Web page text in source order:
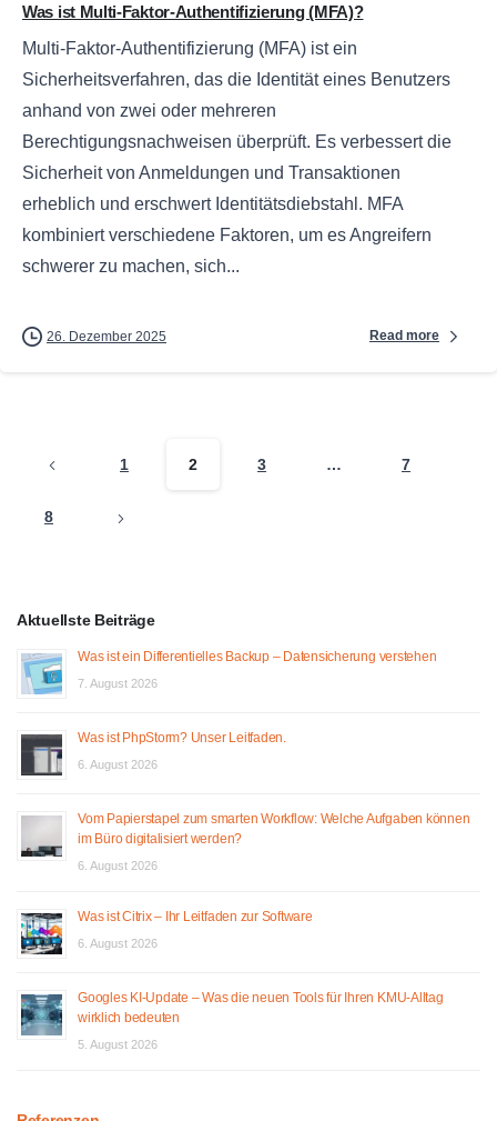
Was ist Multi-Faktor-Authentifizierung (MFA)?
Multi-Faktor-Authentifizierung (MFA) ist ein
Sicherheitsverfahren, das die Identität eines Benutzers
anhand von zwei oder mehreren
Berechtigungsnachweisen überprüft. Es verbessert die
Sicherheit von Anmeldungen und Transaktionen
erheblich und erschwert Identitätsdiebstahl. MFA
kombiniert verschiedene Faktoren, um es Angreifern
schwerer zu machen, sich...
26. Dezember 2025 Read more
1 2 3 … 7
8
Aktuellste Beiträge
Was ist ein Differentielles Backup – Datensicherung verstehen
7. August 2026
Was ist PhpStorm? Unser Leitfaden.
6. August 2026
Vom Papierstapel zum smarten Workflow: Welche Aufgaben können
im Büro digitalisiert werden?
6. August 2026
Was ist Citrix – Ihr Leitfaden zur Software
6. August 2026
Googles KI-Update – Was die neuen Tools für Ihren KMU-Alltag
wirklich bedeuten
5. August 2026